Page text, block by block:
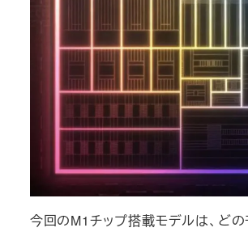
今回のM1チップ搭載モデルは、ど